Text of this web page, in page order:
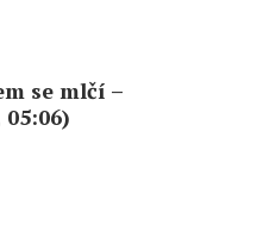
se mlčí –